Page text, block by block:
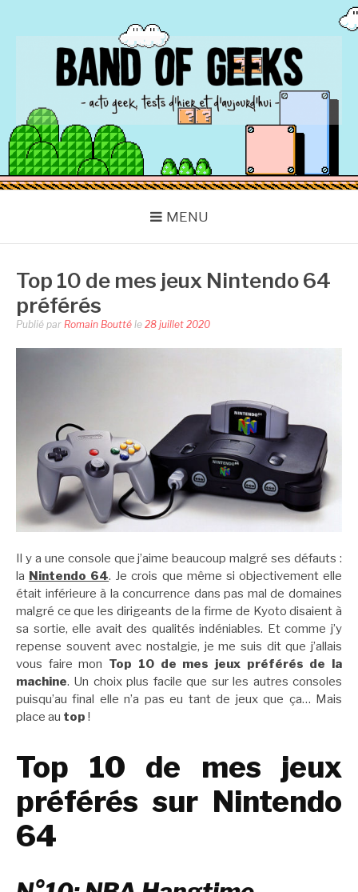
BAND OF GEEKS
Actu Geek d'hier et d'aujourd'hui
MENU
Top 10 de mes jeux Nintendo 64
préférés
Publié par Romain Boutté le 28 juillet 2020
Il y a une console que j’aime beaucoup malgré ses défauts :
la Nintendo 64. Je crois que même si objectivement elle
était inférieure à la concurrence dans pas mal de domaines
malgré ce que les dirigeants de la firme de Kyoto disaient à
sa sortie, elle avait des qualités indéniables. Et comme j’y
repense souvent avec nostalgie, je me suis dit que j’allais
vous faire mon Top 10 de mes jeux préférés de la
machine. Un choix plus facile que sur les autres consoles
puisqu’au final elle n’a pas eu tant de jeux que ça… Mais
place au top !
Top 10 de mes jeux
préférés sur Nintendo
64